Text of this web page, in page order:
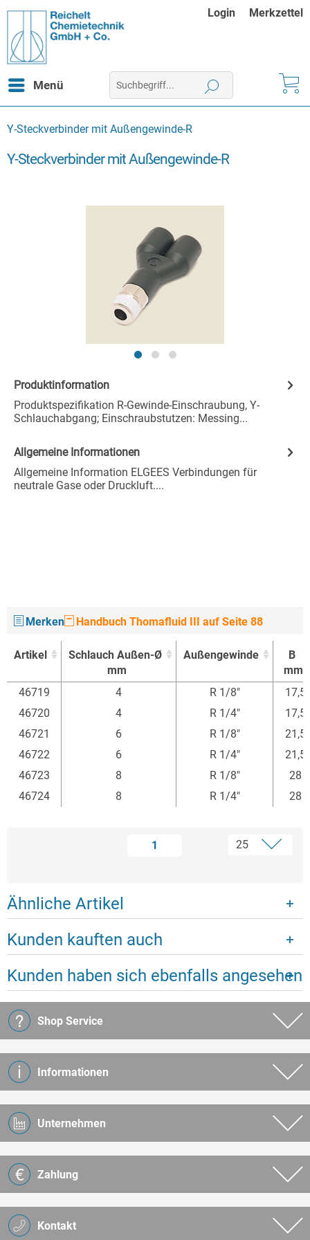
Login Merkzettel
Menü
Y-Steckverbinder mit Außengewinde-R
Y-Steckverbinder mit Außengewinde-R
Produktinformation
Produktspezifikation R-Gewinde-Einschraubung, Y-
Schlauchabgang; Einschraubstutzen: Messing...
Allgemeine Informationen
Allgemeine Information ELGEES Verbindungen für
neutrale Gase oder Druckluft....
Merken Handbuch Thomafluid III auf Seite 88
Artikel
Schlauch Außen-Ø
mm
Außengewinde
B
mm
Artikel
Schlauch Außen-Ø
Außengewinde
B
46719 4 R 1/8"
17,5
46720
4 R 1/4"
17,5
46721
6 R 1/8"
21,5
46722
6 R 1/4"
21,5
46723
8 R 1/8"
28
46724
8 R 1/4" 28
1
Ähnliche Artikel
Kunden kauften auch
Kunden haben sich ebenfalls angesehen
Kontakt
Shop Service
Informationen
Unternehmen
Zahlung